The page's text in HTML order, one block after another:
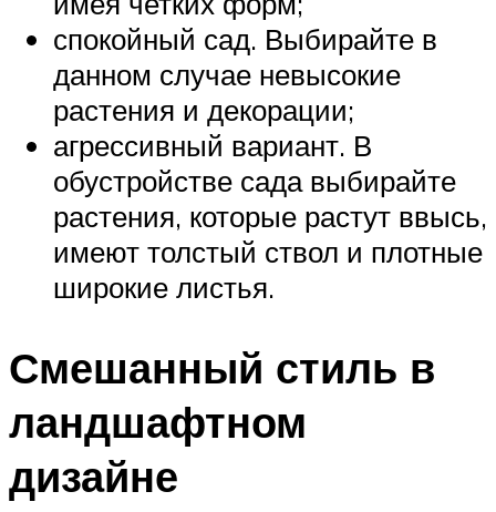
спокойный сад. Выбирайте в
данном случае невысокие
растения и декорации;
агрессивный вариант. В
обустройстве сада выбирайте
растения, которые растут ввысь,
имеют толстый ствол и плотные
широкие листья.
Смешанный стиль в
ландшафтном
дизайне